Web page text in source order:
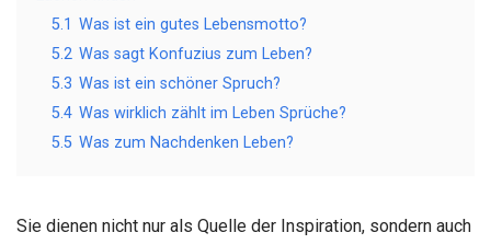
5.1 Was ist ein gutes Lebensmotto?
5.2 Was sagt Konfuzius zum Leben?
5.3 Was ist ein schöner Spruch?
5.4 Was wirklich zählt im Leben Sprüche?
5.5 Was zum Nachdenken Leben?
Sie dienen nicht nur als Quelle der Inspiration, sondern auch